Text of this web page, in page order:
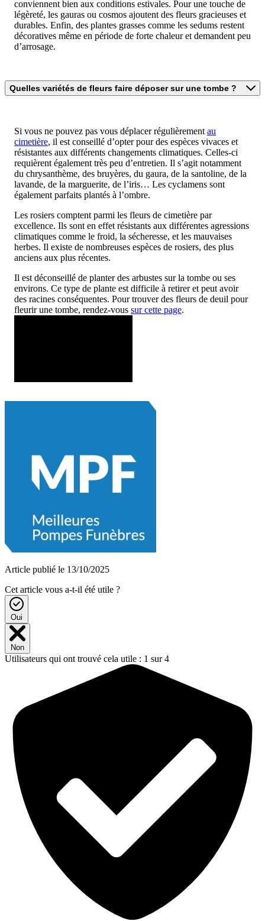
conviennent bien aux conditions estivales. Pour une touche de
légèreté, les gauras ou cosmos ajoutent des fleurs gracieuses et
durables. Enfin, des plantes grasses comme les sedums restent
décoratives même en période de forte chaleur et demandent peu
d’arrosage.
Quelles variétés de fleurs faire déposer sur une tombe ?
Si vous ne pouvez pas vous déplacer régulièrementau
cimetière, il est conseillé d’opter pour des espèces vivaces et
résistantes aux différents changements climatiques. Celles-ci
requièrent également très peu d’entretien. Il s’agit notamment
du chrysanthème, des bruyères, du gaura, de la santoline, de la
lavande, de la marguerite, de l’iris… Les cyclamens sont
également parfaits plantés à l’ombre.
Les rosiers comptent parmi les fleurs de cimetière par
excellence. Ils sont en effet résistants aux différentes agressions
climatiques comme le froid, la sécheresse, et les mauvaises
herbes. Il existe de nombreuses espèces de rosiers, des plus
anciens aux plus récentes.
Il est déconseillé de planter des arbustes sur la tombe ou ses
environs. Ce type de plante est difficile à retirer et peut avoir
des racines conséquentes. Pour trouver des fleurs de deuil pour
fleurir une tombe, rendez-vous sur cette page.
Article publié le 13/10/2025
Cet article vous a-t-il été utile ?
Oui
Non
Utilisateurs qui ont trouvé cela utile : 1 sur 4